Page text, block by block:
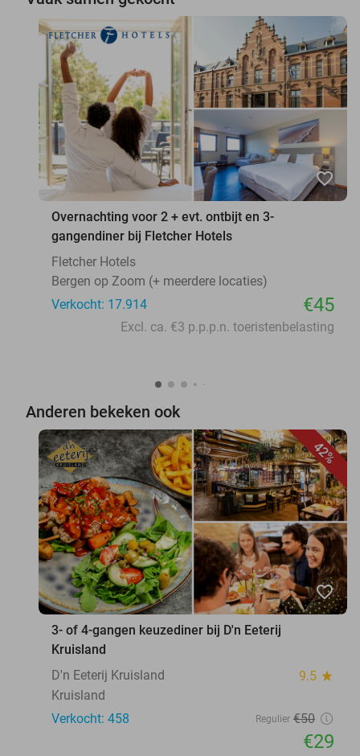
favorite_border
Overnachting voor 2 + evt. ontbijt en 3-
gangendiner bij Fletcher Hotels
Fletcher Hotels
Bergen op Zoom (+ meerdere locaties)
Verkocht: 17.914
€45
Excl. ca. €3 p.p.p.n. toeristenbelasting
Anderen bekeken ook
42%
favorite_border
3- of 4-gangen keuzediner bij D'n Eeterij
Kruisland
D'n Eeterij Kruisland
9.5 star
Kruisland
Verkocht: 458
Regulier €50
€29